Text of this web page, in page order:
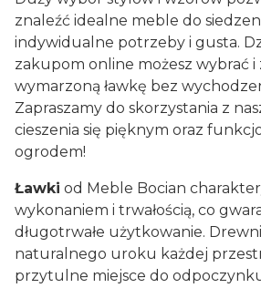
znaleźć idealne meble do
indywidualne potrzeby i gusta.
zakupom online możesz wybrać i
wymarzoną ławkę bez
Zapraszamy do skorzystania z
cieszenia się pięknym oraz
ogrodem!
Ławki od Meble Bocian
wykonaniem i trwałością, co
długotrwałe użytkowanie.
naturalnego uroku każdej
przytulne miejsce do